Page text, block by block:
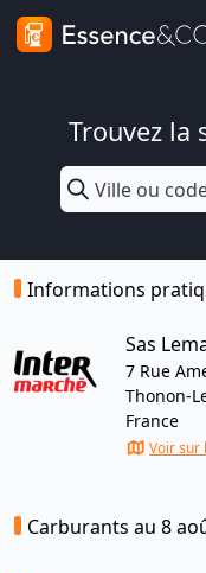
Trouvez la
Informations
Sas
7 Rue
Thonon-
France
Voir sur
Carburants au 8